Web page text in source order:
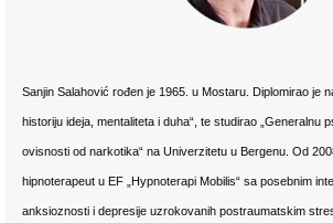
Sanjin Salahović rođen je 1965. u Mostaru. Diplomirao je
historiju ideja, mentaliteta i duha“, te studirao „Generalnu
ovisnosti od narkotika“ na Univerzitetu u Bergenu. Od
hipnoterapeut u EF „Hypnoterapi Mobilis“ sa posebnim
anksioznosti i depresije uzrokovanih postraumatskim